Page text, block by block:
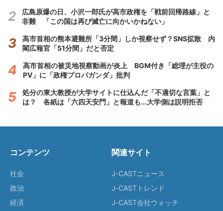
広島原爆の日、小沢一郎氏が高市政権を「戦前回帰路線」と
非難 「この国は再び滅亡に向かいかねない」
高市首相の熊本避難所「3分間」しか視察せず？SNS拡散 内
閣広報官「51分間」だと否定
高市首相の被災地視察動画が炎上 BGM付き「総理が主役の
PV」に「政権プロパガンダ」批判
処分の東大教授が大学サイトに仕込んだ「不適切な言葉」と
は？ 各紙は「六四天安門」と報道も...大学側は説明拒否
コンテンツ
社会
政治
経済
関連サイト
J-CASTニュース
J-CASTトレンド
J-CAST会社ウォッチ